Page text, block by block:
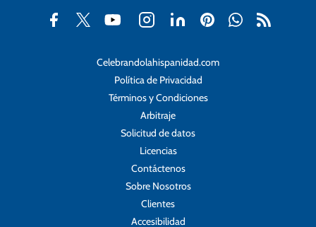
Celebrandolahispanidad.com
Política de Privacidad
Términos y Condiciones
Arbitraje
Solicitud de datos
Licencias
Contáctenos
Sobre Nosotros
Clientes
Accesibilidad